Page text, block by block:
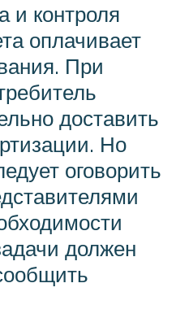
и контроля
оплачивает
При
доставить
Но
оговорить
должен